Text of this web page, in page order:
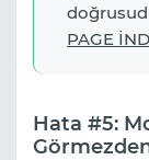
PAGE
Hata #5: